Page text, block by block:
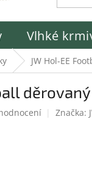
Vlhké
JW Hol-EE
Značka: